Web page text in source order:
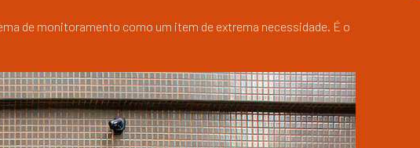
de monitoramento como um item de extrema necessidade. É o